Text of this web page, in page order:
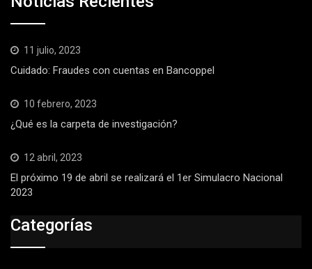
11 julio, 2023
Cuidado: Fraudes con cuentas en Bancoppel
10 febrero, 2023
¿Qué es la carpeta de investigación?
12 abril, 2023
El próximo 19 de abril se realizará el 1er Simulacro Nacional
2023
Categorías